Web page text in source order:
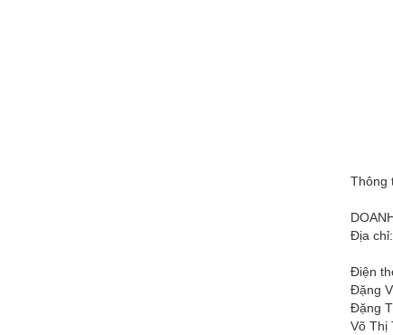
14.
15.
16.
17.
18.
19.
20.
Thông
Địa
Điện
Đặng
Đặng
Võ Thị